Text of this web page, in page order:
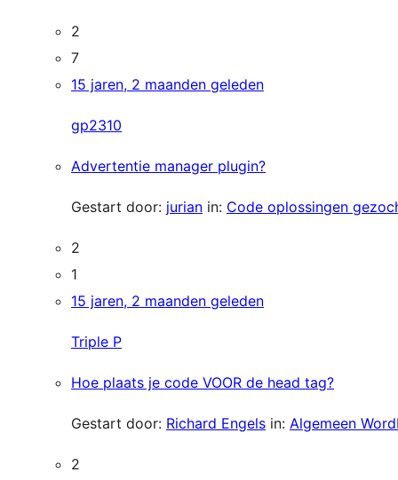
2
7
15 jaren, 2 maanden geleden
gp2310
Advertentie manager plugin?
Gestart door: jurian in: Code oplossingen
2
1
15 jaren, 2 maanden geleden
Triple P
Hoe plaats je code VOOR de head tag?
Gestart door: Richard Engels in: Algemeen
2